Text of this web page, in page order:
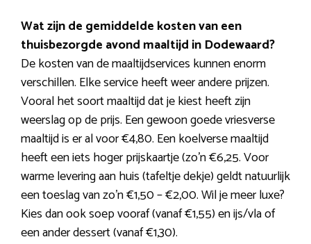
Wat zijn de gemiddelde kosten van een
thuisbezorgde avond maaltijd in Dodewaard?
De kosten van de maaltijdservices kunnen enorm
verschillen. Elke service heeft weer andere prijzen.
Vooral het soort maaltijd dat je kiest heeft zijn
weerslag op de prijs. Een gewoon goede vriesverse
maaltijd is er al voor €4,80. Een koelverse maaltijd
heeft een iets hoger prijskaartje (zo’n €6,25. Voor
warme levering aan huis (tafeltje dekje) geldt natuurlijk
een toeslag van zo’n €1,50 – €2,00. Wil je meer luxe?
Kies dan ook soep vooraf (vanaf €1,55) en ijs/vla of
een ander dessert (vanaf €1,30).